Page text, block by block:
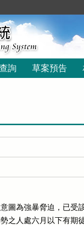
詢 草案預告
圖為強暴脅迫，已受
之人處六月以下有期